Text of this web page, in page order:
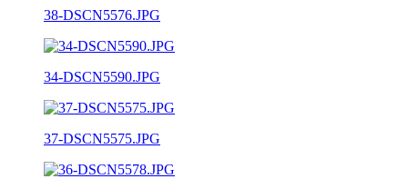
38-DSCN5576.JPG
34-DSCN5590.JPG
37-DSCN5575.JPG